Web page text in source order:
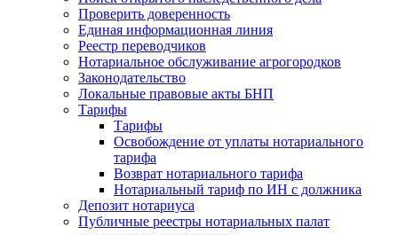
Проверить доверенность
Единая информационная линия
Реестр переводчиков
Нотариальное обслуживание агрогородков
Законодательство
Локальные правовые акты БНП
Тарифы
Тарифы
Освобождение от уплаты нотариального
тарифа
Возврат нотариального тарифа
Нотариальный тариф по ИН с должника
Депозит нотариуса
Публичные реестры нотариальных палат